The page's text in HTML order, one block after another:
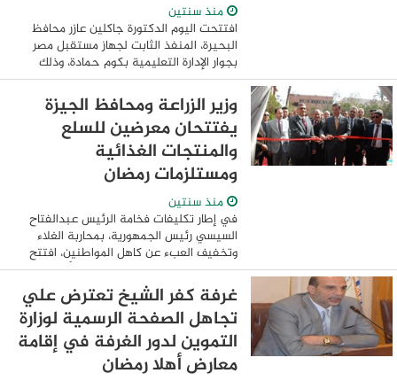
منذ سنتين
افتتحت اليوم الدكتورة جاكلين عازر محافظ
البحيرة، المنفذ الثابت لجهاز مستقبل مصر
بجوار الإدارة التعليمية بكوم حمادة، وذلك
بحضور الدكتور حازم الديب نائب محافظ
البحيرة واللواء حسن موافى السكرتير العام ...
وزير الزراعة ومحافظ الجيزة
يفتتحان معرضين للسلع
والمنتجات الغذائية
ومستلزمات رمضان
منذ سنتين
في إطار تكليفات فخامة الرئيس عبدالفتاح
السيسي رئيس الجمهورية، بمحاربة الغلاء
وتخفيف العبء عن كاهل المواطنين، افتتح
علاء فاروق وزير الزراعة واستصلاح الأراضي،
والمهندس عادل النجار محافظ الجيزة، ...
غرفة كفر الشيخ تعترض علي
تجاهل الصفحة الرسمية لوزارة
التموين لدور الغرفة في إقامة
معارض أهلا رمضان